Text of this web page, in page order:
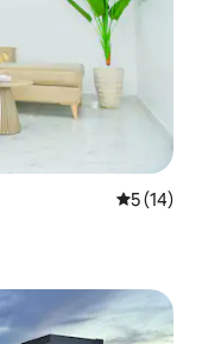
Просечна
5 (14)